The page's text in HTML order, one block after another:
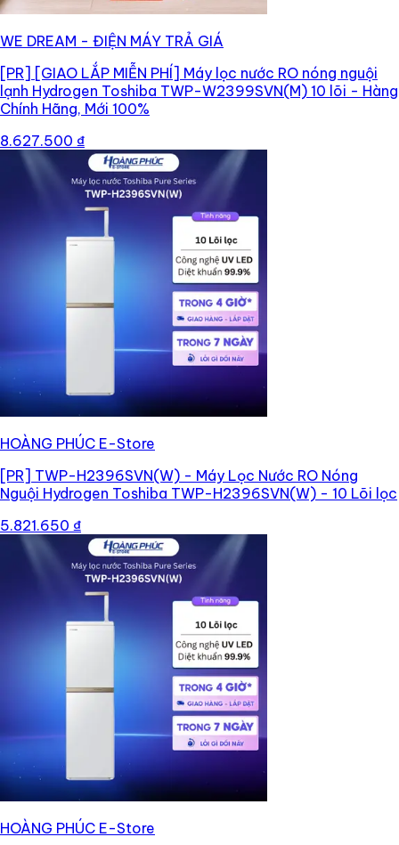
WE DREAM - ĐIỆN MÁY TRẢ GIÁ
[PR] [GIAO LẮP MIỄN PHÍ] Máy lọc nước RO nóng nguội
lạnh Hydrogen Toshiba TWP-W2399SVN(M) 10 lõi - Hàng
Chính Hãng, Mới 100%
8.627.500 ₫
HOÀNG PHÚC E-Store
[PR] TWP-H2396SVN(W) - Máy Lọc Nước RO Nóng
Nguội Hydrogen Toshiba TWP-H2396SVN(W) - 10 Lõi lọc
5.821.650 ₫
HOÀNG PHÚC E-Store